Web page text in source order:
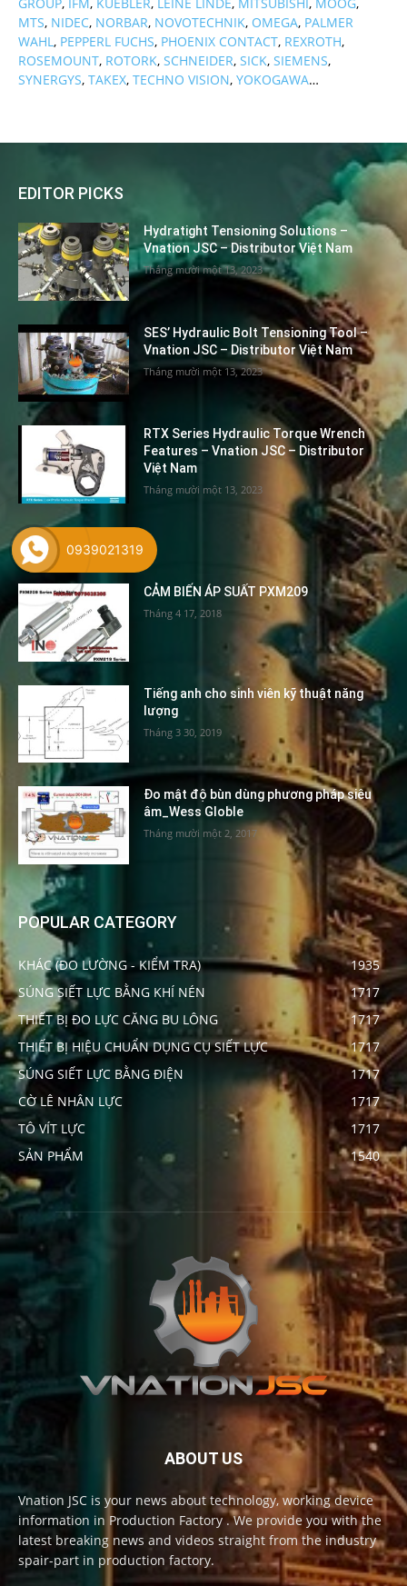
MTS, NIDEC, NORBAR, NOVOTECHNIK, OMEGA, PALMER
WAHL, PEPPERL FUCHS, PHOENIX CONTACT, REXROTH,
ROSEMOUNT, ROTORK, SCHNEIDER, SICK, SIEMENS,
SYNERGYS, TAKEX, TECHNO VISION, YOKOGAWA…
EDITOR PICKS
Hydratight Tensioning Solutions –
Vnation JSC – Distributor Việt Nam
Tháng mười một 13, 2023
SES’ Hydraulic Bolt Tensioning Tool –
Vnation JSC – Distributor Việt Nam
Tháng mười một 13, 2023
RTX Series Hydraulic Torque Wrench
Features – Vnation JSC – Distributor
Việt Nam
Tháng mười một 13, 2023
POPULAR POSTS
CẢM BIẾN ÁP SUẤT PXM209
Tháng 4 17, 2018
Tiếng anh cho sinh viên kỹ thuật năng
lượng
Tháng 3 30, 2019
Đo mật độ bùn dùng phương pháp siêu
âm_Wess Globle
Tháng mười một 2, 2017
POPULAR CATEGORY
KHÁC (ĐO LƯỜNG - KIỂM TRA)
1935
SÚNG SIẾT LỰC BẰNG KHÍ NÉN
1717
THIẾT BỊ ĐO LỰC CĂNG BU LÔNG
1717
THIẾT BỊ HIỆU CHUẨN DỤNG CỤ SIẾT LỰC
1717
SÚNG SIẾT LỰC BẰNG ĐIỆN
1717
CỜ LÊ NHÂN LỰC
1717
TÔ VÍT LỰC
1717
SẢN PHẨM
1540
ABOUT US
Vnation JSC is your news about technology, working device
information in Production Factory . We provide you with the
latest breaking news and videos straight from the industry
spair-part in production factory.
0939021319